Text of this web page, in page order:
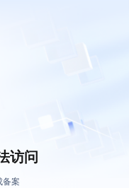
访问
备案